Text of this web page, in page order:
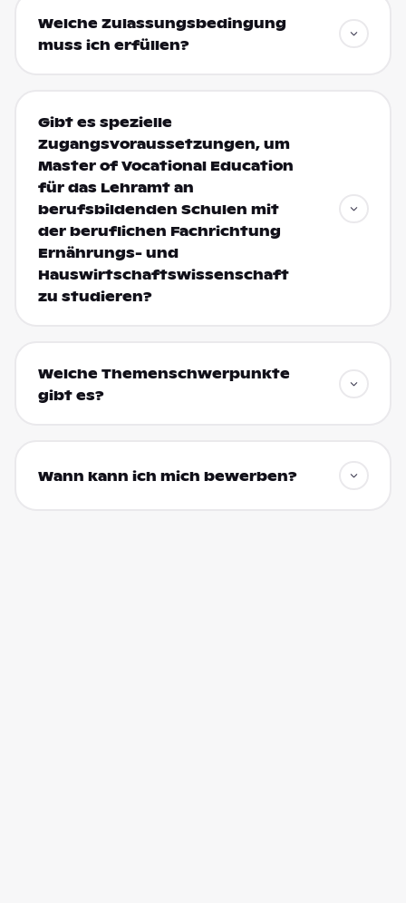
Welche Zulassungsbedingung
muss ich erfüllen?
Gibt es spezielle
Zugangsvoraussetzungen, um
Master of Vocational Education
für das Lehramt an
berufsbildenden Schulen mit
der beruflichen Fachrichtung
Ernährungs- und
Hauswirtschaftswissenschaft
zu studieren?
Welche Themenschwerpunkte
gibt es?
Wann kann ich mich bewerben?